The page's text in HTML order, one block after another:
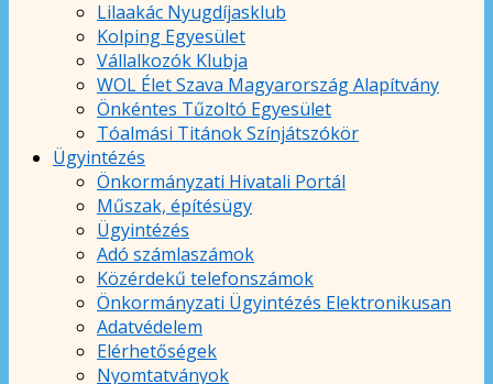
Lilaakác Nyugdíjasklub
Kolping Egyesület
Vállalkozók Klubja
WOL Élet Szava Magyarország Alapítvány
Önkéntes Tűzoltó Egyesület
Tóalmási Titánok Színjátszókör
Ügyintézés
Önkormányzati Hivatali Portál
Műszak, építésügy
Ügyintézés
Adó számlaszámok
Közérdekű telefonszámok
Önkormányzati Ügyintézés Elektronikusan
Adatvédelem
Elérhetőségek
Nyomtatványok